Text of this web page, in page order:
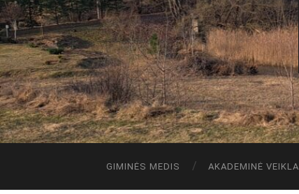
GIMINĖS MEDIS AKADEMINĖ VEIKLA